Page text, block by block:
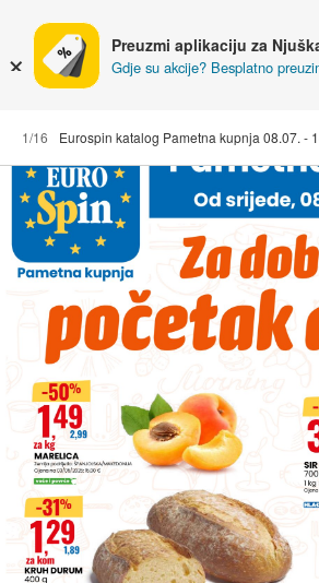
Preuzmi aplikaciju za
Gdje su akcije? Besplatno
1/16 Eurospin katalog Pametna kupnja 08.07. -